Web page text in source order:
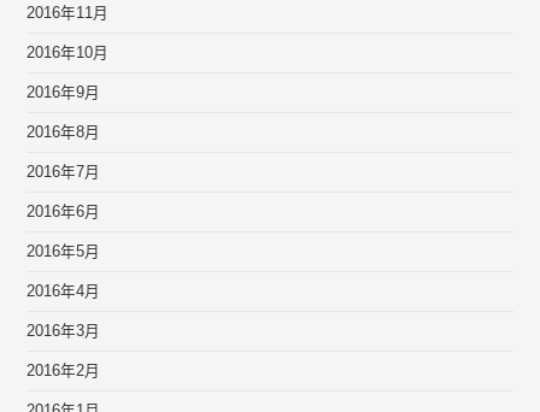
2016年11月
2016年10月
2016年9月
2016年8月
2016年7月
2016年6月
2016年5月
2016年4月
2016年3月
2016年2月